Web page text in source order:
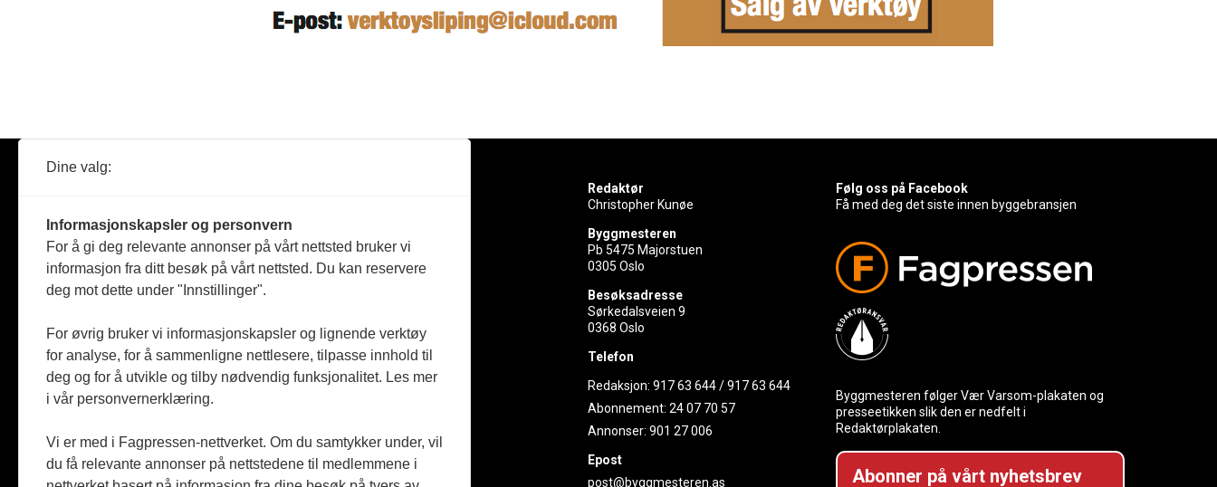
Reportasje
Produkter
Jobbmarked
Redaktør
Christopher Kunøe
Byggmesteren
Pb 5475 Majorstuen
0305 Oslo
Besøksadresse
Sørkedalsveien 9
0368 Oslo
Telefon
Redaksjon:917 63 644/917 63 644
Abonnement:24 07 70 57
Annonser:901 27 006
Epost
post@byggmesteren.as
Følg oss på Facebook
Få med deg det siste innen byggebransjen
Byggmesteren følger Vær Varsom-plakaten og
presseetikken slik den er nedfelt i
Redaktørplakaten.
Abonner på vårt nyhetsbrev
Dine valg:
Informasjonskapsler og personvern
For å gi deg relevante annonser på vårt nettsted bruker vi
informasjon fra ditt besøk på vårt nettsted. Du kan reservere
deg mot dette under "Innstillinger".
For øvrig bruker vi informasjonskapsler og lignende verktøy
for analyse, for å sammenligne nettlesere, tilpasse innhold til
deg og for å utvikle og tilby nødvendig funksjonalitet. Les mer
i vår personvernerklæring.
Vi er med i Fagpressen-nettverket. Om du samtykker under, vil
du få relevante annonser på nettstedene til medlemmene i